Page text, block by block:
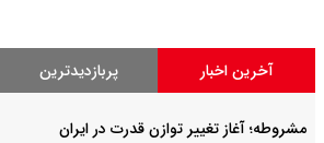
آخرین اخبار پربازدیدترین
مشروطه؛ آغاز تغییر توازن قدرت در ایران